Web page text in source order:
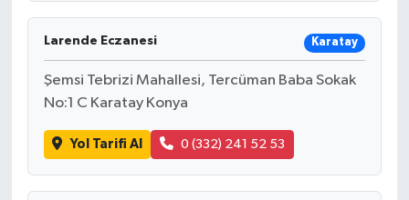
Larende Eczanesi Karatay
Şemsi Tebrizi Mahallesi, Tercüman Baba Sokak
No:1 C Karatay Konya
Yol Tarifi Al 0 (332) 241 52 53